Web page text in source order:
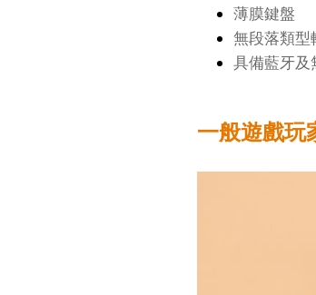
薄膜鍵盤
無段落類型
具備藍牙及
一般遊戲玩